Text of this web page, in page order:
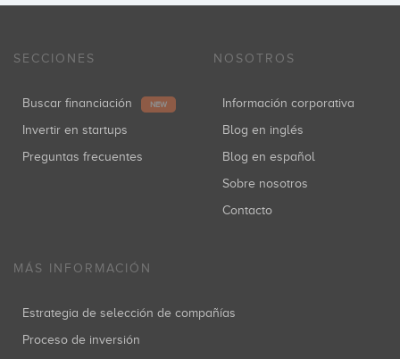
SECCIONES
Buscar financiación NEW
Invertir en startups
Preguntas frecuentes
NOSOTROS
Información corporativa
Blog en inglés
Blog en español
Sobre nosotros
Contacto
MÁS INFORMACIÓN
Estrategia de selección de compañías
Proceso de inversión